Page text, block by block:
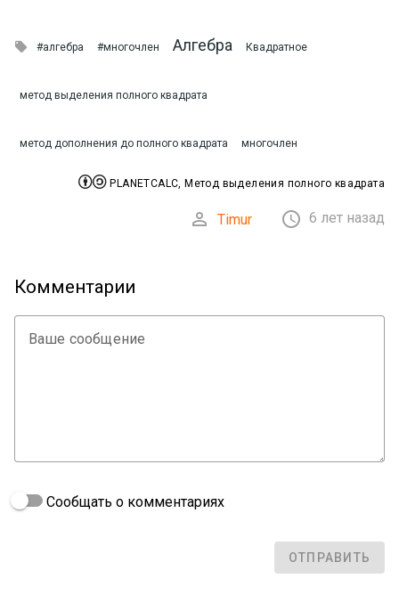
 #алгебра #многочлен Алгебра Квадратное
метод выделения полного квадрата
метод дополнения до полного квадрата многочлен
 PLANETCALC, Метод выделения полного квадрата
 Timur  6 лет назад
Комментарии
Ваше сообщение
Сообщать о комментариях
ОТПРАВИТЬ